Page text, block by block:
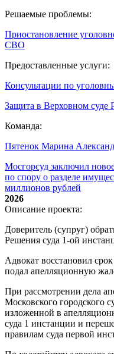
Решаемые проблемы:
Приостановление
СВО
Предоставленные услуги:
Консультации по
Защита в Верховном суде
Команда:
Пятенок Марина
Мосгорсуд заключил
по спору о разделе
миллионов рублей
2026
Описание проекта:
Доверитель (супруг)
Решения суда 1-ой
Адвокат восстановил
подал апелляционную
При рассмотрении дела
Московского городского
изложенной в
суда 1 инстанции и
правилам суда первой